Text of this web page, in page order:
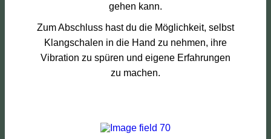
gehen kann.
Zum Abschluss hast du die Möglichkeit, selbst
Klangschalen in die Hand zu nehmen, ihre
Vibration zu spüren und eigene Erfahrungen
zu machen.